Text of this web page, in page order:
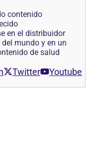
contenido
en el distribuidor
mundo y en un
de salud
Twitter Youtube